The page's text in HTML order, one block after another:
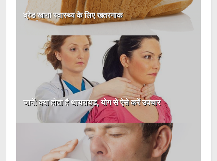
ब्रेड खाना स्वास्थ्य के लिए खतरनाक
जानें: क्या होता है थायरायड, योग से ऐसे करें उपचार